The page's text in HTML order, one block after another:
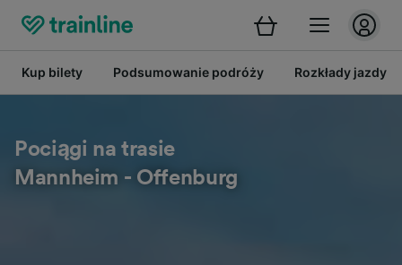
Kup bilety Podsumowanie podróży Rozkłady jazdy
Pociągi na trasie
Mannheim - Offenburg